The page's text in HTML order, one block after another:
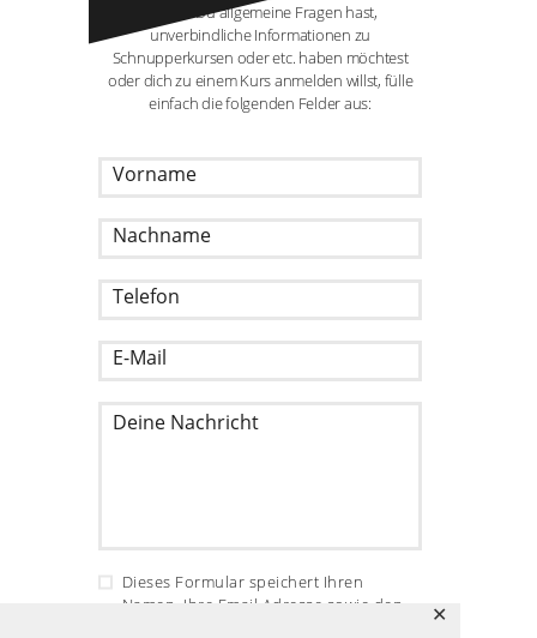
✕
Egal ob Du allgemeine Fragen hast,
unverbindliche Informationen zu
Schnupperkursen oder etc. haben möchtest
oder dich zu einem Kurs anmelden willst, fülle
einfach die folgenden Felder aus:
Dieses Formular speichert Ihren
Namen, Ihre Email Adresse sowie den